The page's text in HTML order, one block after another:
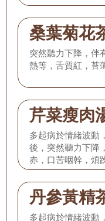
桑葉菊花
突然聽力下降，伴
熱等，舌質紅，苔
芹菜瘦肉
多起病於情緒波動
後，突然聽力下降
赤，口苦咽幹，煩
黃，脈弦數。
丹參黃精
多起病於情緒波動